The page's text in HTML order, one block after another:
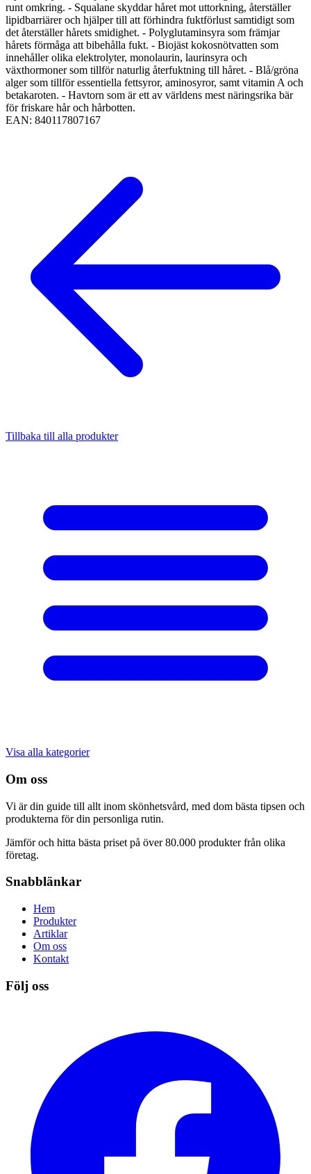
runt omkring. - Squalane skyddar håret mot uttorkning, återställer
lipidbarriärer och hjälper till att förhindra fuktförlust samtidigt som
det återställer hårets smidighet. - Polyglutaminsyra som främjar
hårets förmåga att bibehålla fukt. - Biojäst kokosnötvatten som
innehåller olika elektrolyter, monolaurin, laurinsyra och
växthormoner som tillför naturlig återfuktning till håret. - Blå/gröna
alger som tillför essentiella fettsyror, aminosyror, samt vitamin A och
betakaroten. - Havtorn som är ett av världens mest näringsrika bär
för friskare hår och hårbotten.
EAN: 840117807167
Tillbaka till alla produkter
Visa alla kategorier
Om oss
Vi är din guide till allt inom skönhetsvård, med dom bästa tipsen och
produkterna för din personliga rutin.
Jämför och hitta bästa priset på över 80.000 produkter från olika
företag.
Snabblänkar
Hem
Produkter
Artiklar
Om oss
Kontakt
Följ oss